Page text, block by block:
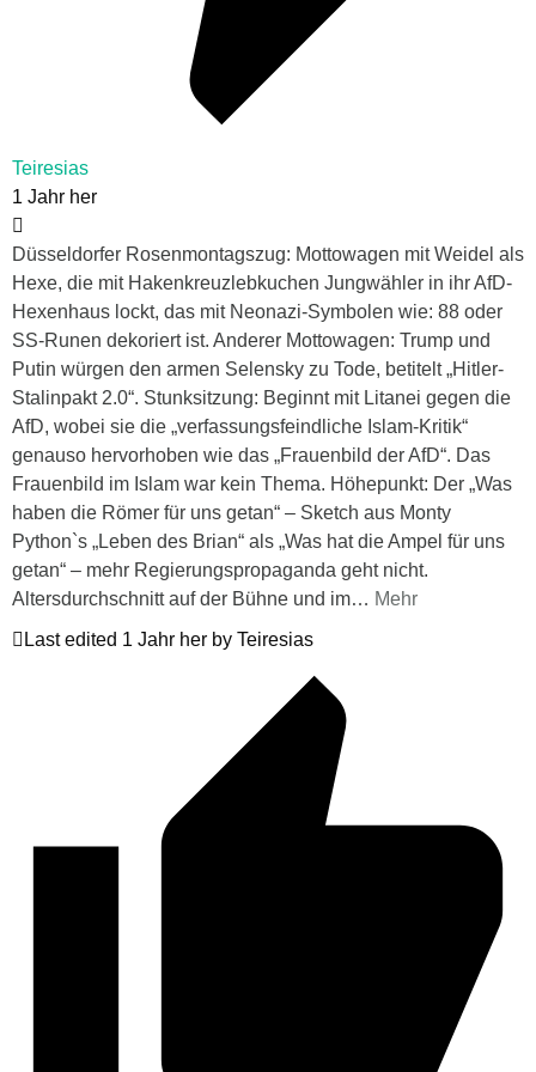
Teiresias
1 Jahr her
Düsseldorfer Rosenmontagszug: Mottowagen mit Weidel als
Hexe, die mit Hakenkreuzlebkuchen Jungwähler in ihr AfD-
Hexenhaus lockt, das mit Neonazi-Symbolen wie: 88 oder
SS-Runen dekoriert ist. Anderer Mottowagen: Trump und
Putin würgen den armen Selensky zu Tode, betitelt „Hitler-
Stalinpakt 2.0“. Stunksitzung: Beginnt mit Litanei gegen die
AfD, wobei sie die „verfassungsfeindliche Islam-Kritik“
genauso hervorhoben wie das „Frauenbild der AfD“. Das
Frauenbild im Islam war kein Thema. Höhepunkt: Der „Was
haben die Römer für uns getan“ – Sketch aus Monty
Python`s „Leben des Brian“ als „Was hat die Ampel für uns
getan“ – mehr Regierungspropaganda geht nicht.
Altersdurchschnitt auf der Bühne und im… Mehr
Last edited 1 Jahr her by Teiresias